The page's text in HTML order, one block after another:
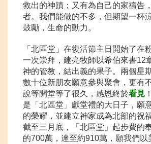
救出的神蹟；又有為自己的家禱告
者。我們能做的不多，但期望一杯
鼓勵，生命的動力。
「北區堂」在復活節主日開始了在
一次崇拜，建亮牧師以希伯來書12
神的管教，結出義的果子。兩個星
數十位新朋友願意參與聚會，更有
說等開堂等了很久，感恩終於看見
是「北區堂」獻堂禮的大日子，願
的榮耀，並建立神家成為北部的祝
截至三月底，「北區堂」起步費的
的700萬，達至約910萬，願我們以